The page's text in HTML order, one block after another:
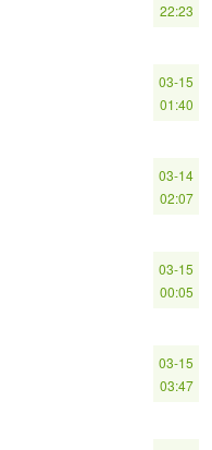
22:23
03-15
01:40
03-14
02:07
03-15
00:05
03-15
03:47